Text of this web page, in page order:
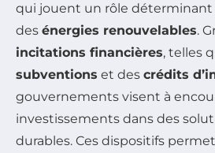
qui jouent un rôle déterminant
des énergies renouvelables.
incitations financières, telles
subventions et des crédits
gouvernements visent à
investissements dans des
durables. Ces dispositifs